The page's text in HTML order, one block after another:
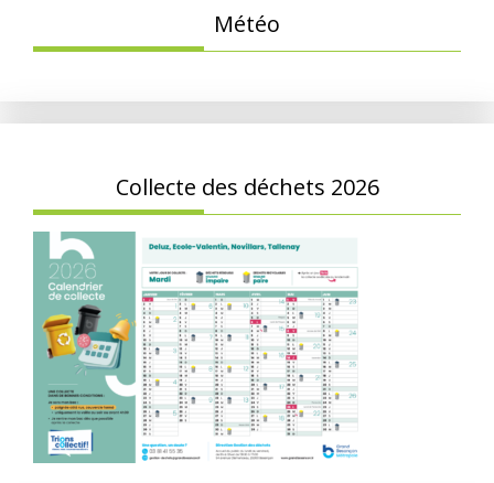
Météo
Collecte des déchets 2026